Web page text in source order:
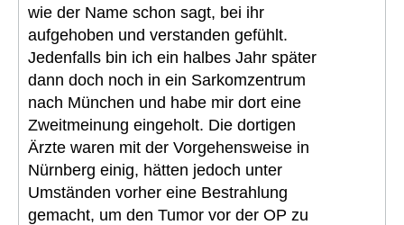
wie der Name schon sagt, bei ihr
aufgehoben und verstanden gefühlt.
Jedenfalls bin ich ein halbes Jahr später
dann doch noch in ein Sarkomzentrum
nach München und habe mir dort eine
Zweitmeinung eingeholt. Die dortigen
Ärzte waren mit der Vorgehensweise in
Nürnberg einig, hätten jedoch unter
Umständen vorher eine Bestrahlung
gemacht, um den Tumor vor der OP zu